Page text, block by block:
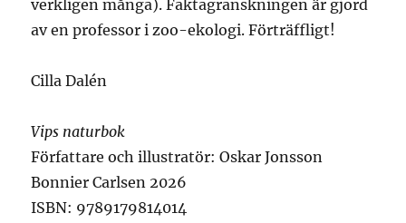
verkligen många). Faktagranskningen är gjord
av en professor i zoo-ekologi. Förträffligt!
Cilla Dalén
Vips naturbok
Författare och illustratör: Oskar Jonsson
Bonnier Carlsen 2026
ISBN: 9789179814014